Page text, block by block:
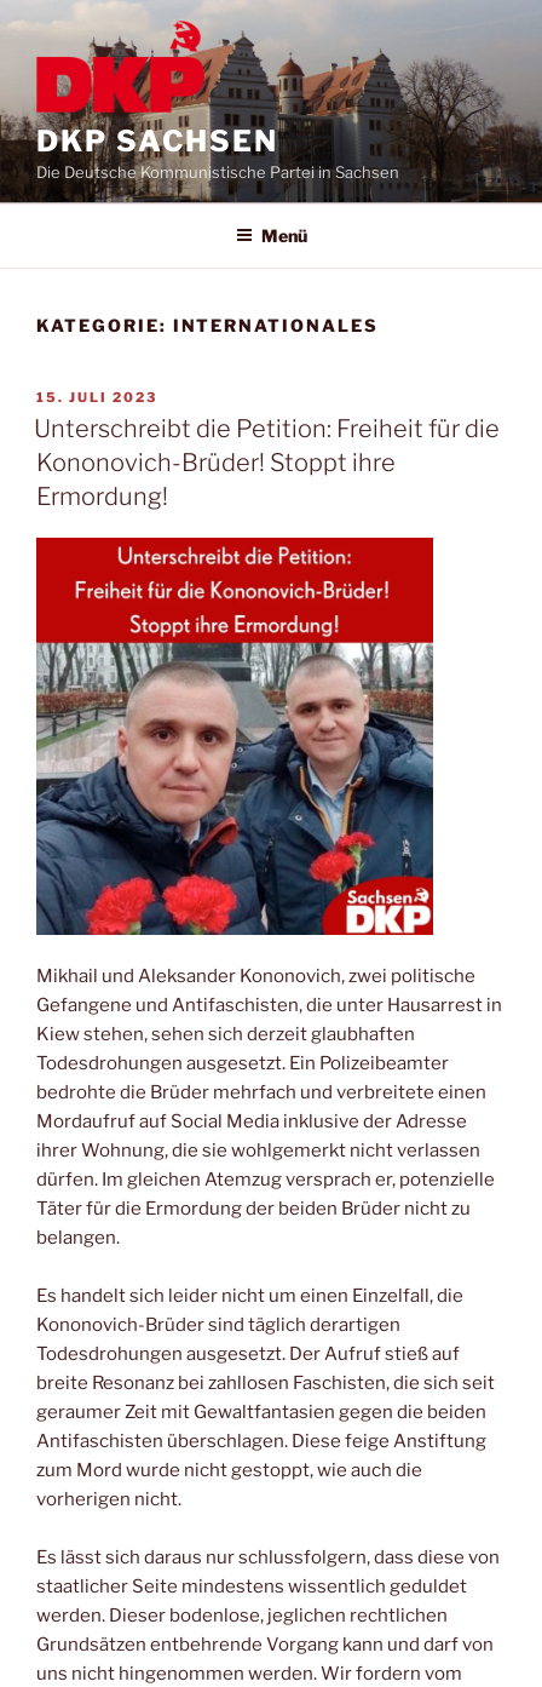
DKP SACHSEN
Die Deutsche Kommunistische Partei in Sachsen
Menü
KATEGORIE: INTERNATIONALES
15. JULI 2023
Unterschreibt die Petition: Freiheit für die
Kononovich-Brüder! Stoppt ihre
Ermordung!
Mikhail und Aleksander Kononovich, zwei politische
Gefangene und Antifaschisten, die unter Hausarrest in
Kiew stehen, sehen sich derzeit glaubhaften
Todesdrohungen ausgesetzt. Ein Polizeibeamter
bedrohte die Brüder mehrfach und verbreitete einen
Mordaufruf auf Social Media inklusive der Adresse
ihrer Wohnung, die sie wohlgemerkt nicht verlassen
dürfen. Im gleichen Atemzug versprach er, potenzielle
Täter für die Ermordung der beiden Brüder nicht zu
belangen.
Es handelt sich leider nicht um einen Einzelfall, die
Kononovich-Brüder sind täglich derartigen
Todesdrohungen ausgesetzt. Der Aufruf stieß auf
breite Resonanz bei zahllosen Faschisten, die sich seit
geraumer Zeit mit Gewaltfantasien gegen die beiden
Antifaschisten überschlagen. Diese feige Anstiftung
zum Mord wurde nicht gestoppt, wie auch die
vorherigen nicht.
Es lässt sich daraus nur schlussfolgern, dass diese von
staatlicher Seite mindestens wissentlich geduldet
werden. Dieser bodenlose, jeglichen rechtlichen
Grundsätzen entbehrende Vorgang kann und darf von
uns nicht hingenommen werden. Wir fordern vom